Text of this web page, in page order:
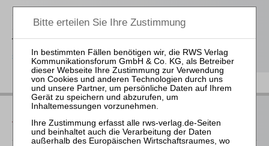
Seminarorganisation
T(0221)-400 88-15
seminar@rws-verlag.de
Das bieten Ihnen unsere
Veranstaltungen